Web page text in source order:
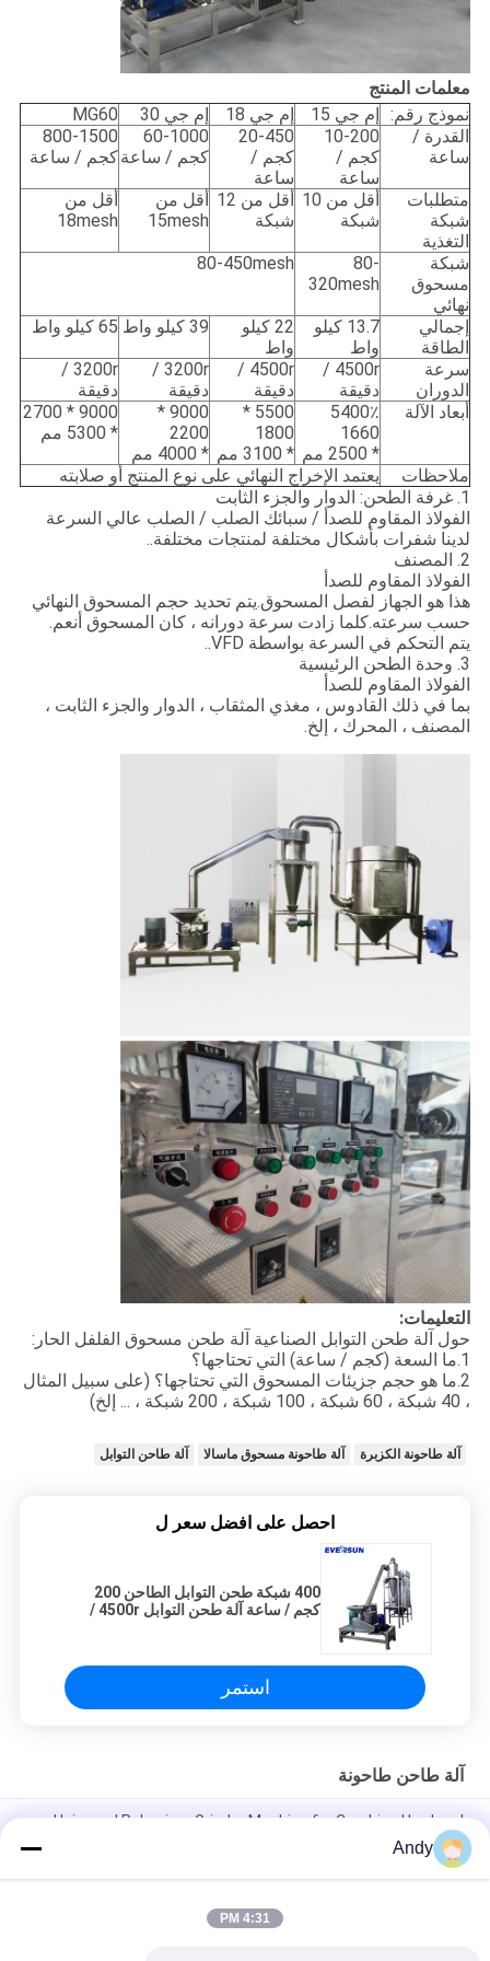
معلمات المنتج
نموذج رقم: إم جي 15 إم جي 18 إم جي 30
MG60
القدرة /
ساعة
10-200
كجم /
ساعة
20-450
كجم /
ساعة
60-1000
كجم / ساعة
800-1500
كجم / ساعة
متطلبات
شبكة
التغذية
أقل من 10
شبكة
أقل من 12
شبكة
أقل من
15mesh
أقل من
18mesh
شبكة
مسحوق
نهائي
80-
320mesh
80-450mesh
إجمالي
الطاقة
13.7 كيلو
واط
22 كيلو
واط
39 كيلو واط 65 كيلو واط
سرعة
الدوران
4500r /
دقيقة
4500r /
دقيقة
3200r /
دقيقة
3200r /
دقيقة
أبعاد الآلة
5400٪
1660
* 2500 مم
5500 *
1800
* 3100 مم
9000 *
2200
* 4000 مم
9000 * 2700
* 5300 مم
ملاحظات
يعتمد الإخراج النهائي على نوع المنتج أو صلابته
1. غرفة الطحن: الدوار والجزء الثابت
الفولاذ المقاوم للصدأ / سبائك الصلب / الصلب عالي السرعة
لدينا شفرات بأشكال مختلفة لمنتجات مختلفة..
2. المصنف
الفولاذ المقاوم للصدأ
هذا هو الجهاز لفصل المسحوق.يتم تحديد حجم المسحوق النهائي
حسب سرعته.كلما زادت سرعة دورانه ، كان المسحوق أنعم.
يتم التحكم في السرعة بواسطة VFD..
3. وحدة الطحن الرئيسية
الفولاذ المقاوم للصدأ
بما في ذلك القادوس ، مغذي المثقاب ، الدوار والجزء الثابت ،
المصنف ، المحرك ، إلخ.
التعليمات:
حول آلة طحن التوابل الصناعية آلة طحن مسحوق الفلفل الحار:
1.ما السعة (كجم / ساعة) التي تحتاجها؟
2.ما هو حجم جزيئات المسحوق التي تحتاجها؟ (على سبيل المثال
، 40 شبكة ، 60 شبكة ، 100 شبكة ، 200 شبكة ، ... إلخ)
آلة طاحونة الكزبرة آلة طاحونة مسحوق ماسالا آلة طاحن التوابل
احصل على افضل سعر ل
400 شبكة طحن التوابل الطاحن 200
كجم / ساعة آلة طحن التوابل 4500r /
استمر
آلة طاحن طاحونة
Universal Pulverizer Grinder Machine for Crushing Hard and
Resilient Materials
آلة مطحنة مطحنة متقدمة للتحطيم في الصناعات الكيميائية الطبية
Andy
4:31 PM